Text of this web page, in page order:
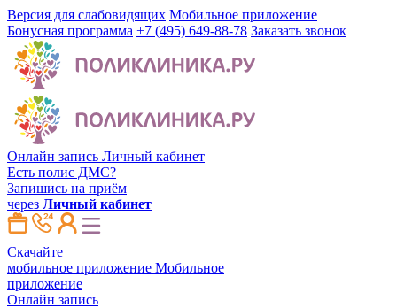
Версия для слабовидящих Мобильное приложение
Бонусная программа +7 (495) 649-88-78 Заказать звонок
Онлайн запись Личный кабинет
Есть полис ДМС?
Запишись на приём
через Личный кабинет
Скачайте
мобильное приложение Мобильное
приложение
Онлайн запись